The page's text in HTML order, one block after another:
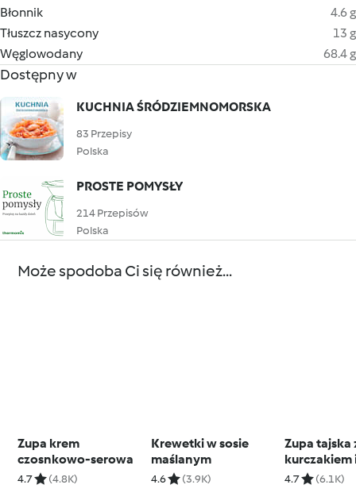
Błonnik
4.6 g
Tłuszcz nasycony
13 g
Węglowodany
68.4 g
Dostępny w
KUCHNIA ŚRÓDZIEMNOMORSKA
83 Przepisy
Polska
PROSTE POMYSŁY
214 Przepisów
Polska
Może spodoba Ci się również...
Zupa krem
czosnkowo-serowa
4.7 (4.8K)
Krewetki w sosie
maślanym
4.6 (3.9K)
Zupa tajska
kurczakiem
batatami
4.7 (6.1K)